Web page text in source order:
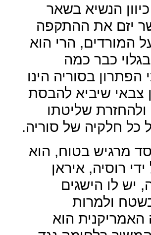
הנשיא בשאר
יזם את ההתקפה
המורדים, הרי הוא
כבר כמה
הפתרון בסוריה הינו
צבאי שיביא להבסת
ולהחזרת שליטתו
כל חלקיה של סוריה.
מרגיש בטוח, הוא
רוסיה, איראן
יש לו הישגים
ולמרות
הוא